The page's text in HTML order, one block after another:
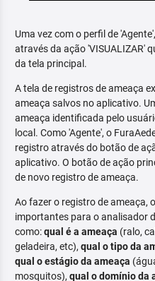
Uma vez com o perfil de
através da ação 'VISUALIZAR'
da tela principal.
A tela de registros de ameaça
ameaça salvos no aplicativo.
ameaça identificada pelo
local. Como 'Agente', o
registro através do botão de
aplicativo. O botão de ação
de novo registro de ameaça.
Ao fazer o registro de ameaça,
importantes para o analisador
como:qual é a ameaça (ralo,
geladeira, etc), qual o tipo da
qual o estágio da ameaça
mosquitos), qual o domínio da